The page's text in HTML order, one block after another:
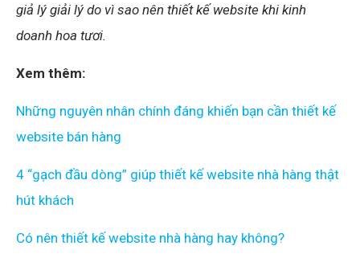
giả lý giải lý do vì sao nên thiết kế website khi kinh
doanh hoa tươi.
Xem thêm:
Những nguyên nhân chính đáng khiến bạn cần thiết kế
website bán hàng
4 “gạch đầu dòng” giúp thiết kế website nhà hàng thật
hút khách
Có nên thiết kế website nhà hàng hay không?